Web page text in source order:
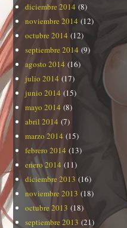
diciembre 2014 (8)
noviembre 2014 (12)
octubre 2014 (12)
septiembre 2014 (9)
agosto 2014 (16)
julio 2014 (17)
junio 2014 (15)
mayo 2014 (8)
abril 2014 (7)
marzo 2014 (15)
febrero 2014 (13)
enero 2014 (11)
diciembre 2013 (16)
noviembre 2013 (18)
octubre 2013 (18)
septiembre 2013 (21)